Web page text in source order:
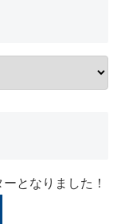
となりました！